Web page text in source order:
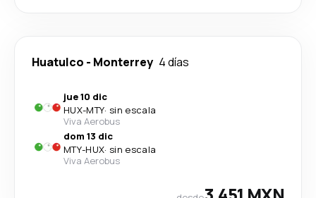
Huatulco - Monterrey 4 días
jue 10 dic
HUX-MTY· sin escala
Viva Aerobus
dom 13 dic
MTY-HUX· sin escala
Viva Aerobus